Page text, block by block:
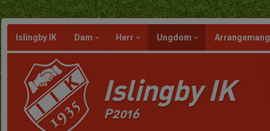
Islingby IK Dam Herr Ungdom Arrangemang
Islingby IK
P2016